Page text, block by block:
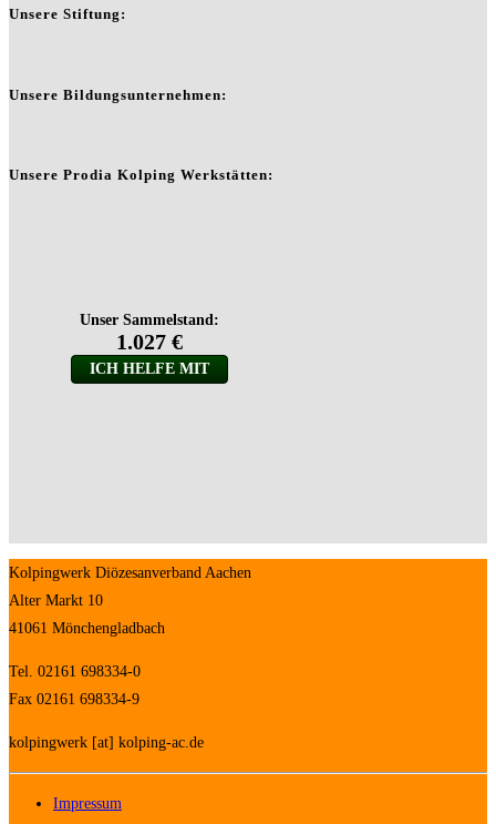
Unsere Stiftung:
Unsere Bildungsunternehmen:
Unsere Prodia Kolping Werkstätten:
Kolpingwerk Diözesanverband Aachen
Alter Markt 10
41061 Mönchengladbach
Tel. 02161 698334-0
Fax 02161 698334-9
kolpingwerk [at] kolping-ac.de
Impressum